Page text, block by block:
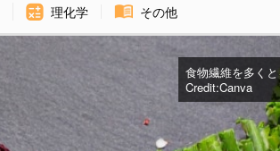
理化学 その他
食物繊維を多く
Credit:Canva